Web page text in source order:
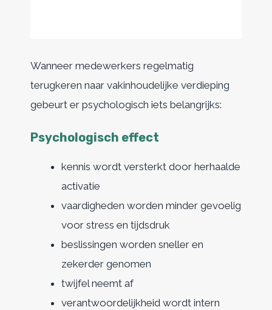
Wanneer medewerkers regelmatig
terugkeren naar vakinhoudelijke verdieping
gebeurt er psychologisch iets belangrijks:
Psychologisch effect
kennis wordt versterkt door herhaalde
activatie
vaardigheden worden minder gevoelig
voor stress en tijdsdruk
beslissingen worden sneller en
zekerder genomen
twijfel neemt af
verantwoordelijkheid wordt intern